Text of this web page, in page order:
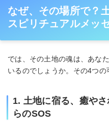
なぜ、その場所で？
スピリチュアルメッ
では、その土地の魂は、あな
いるのでしょうか。その4つの
1. 土地に宿る、癒や
らのSOS